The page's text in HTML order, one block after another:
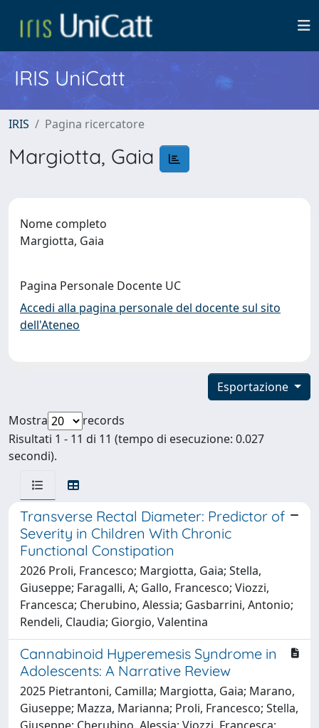
IRIS UniCatt
IRIS Pagina ricercatore
Margiotta, Gaia
Nome completo
Margiotta, Gaia
Pagina Personale Docente UC
Accedi alla pagina personale del docente sul sito
dell'Ateneo
Esportazione
Mostra
records
Risultati 1 - 11 di 11 (tempo di esecuzione: 0.027
secondi).
Transverse Rectal Diameter: Predictor of
Severity in Children With Chronic
Functional Constipation
2026 Proli, Francesco; Margiotta, Gaia; Stella,
Giuseppe; Faragalli, A; Gallo, Francesco; Viozzi,
Francesca; Cherubino, Alessia; Gasbarrini, Antonio;
Rendeli, Claudia; Giorgio, Valentina
Cannabinoid Hyperemesis Syndrome in
Adolescents: A Narrative Review
2025 Pietrantoni, Camilla; Margiotta, Gaia; Marano,
Giuseppe; Mazza, Marianna; Proli, Francesco; Stella,